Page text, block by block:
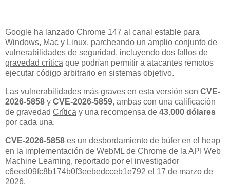
Google ha lanzado Chrome 147 al canal estable para
Windows, Mac y Linux, parcheando un amplio conjunto de
vulnerabilidades de seguridad, incluyendo dos fallos de
gravedad crítica que podrían permitir a atacantes remotos
ejecutar código arbitrario en sistemas objetivo.
Las vulnerabilidades más graves en esta versión son CVE-
2026-5858 y CVE-2026-5859, ambas con una calificación
de gravedad Crítica y una recompensa de 43.000 dólares
por cada una.
CVE-2026-5858 es un desbordamiento de búfer en el heap
en la implementación de WebML de Chrome de la API Web
Machine Learning, reportado por el investigador
c6eed09fc8b174b0f3eebedcceb1e792 el 17 de marzo de
2026.